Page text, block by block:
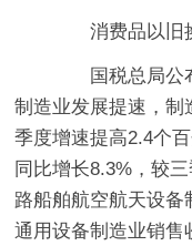
消费品以旧
国税总局公布
制造业发展提速，制
季度增速提高2.4个
同比增长8.3%，较
路船舶航空航天设备
通用设备制造业销售